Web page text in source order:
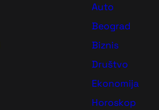
Auto
Beograd
Biznis
Društvo
Ekonomija
Horoskop